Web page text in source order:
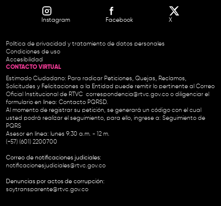
Instagram Facebook X
Política de privacidad y tratamiento de datos personales
Condiciones de uso
Accesibilidad
CONTACTO VIRTUAL
Estimado Ciudadano: Para radicar Peticiones, Quejas, Reclamos,
Solicitudes y Felicitaciones a la Entidad puede remitir lo pertinente al Correo
Oficial Institucional de RTVC correspondencia@rtvc.gov.co o diligenciar el
formulario en línea: Contacto PQRSD.
Al momento de registrar su petición, se generará un código con el cual
usted podrá realizar el seguimiento, para ello, ingrese a: Seguimiento de
PQRS
Asesor en línea: lunes 9:30 a.m. - 12 m.
(+57) (601) 2200700
Correo de notificaciones judiciales:
notificacionesjudiciales@rtvc.gov.co
Denuncias por actos de corrupción:
soytransparente@rtvc.gov.co